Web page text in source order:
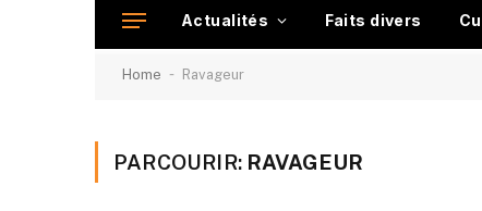
Actualités Faits divers
Home - Ravageur
PARCOURIR: RAVAGEUR